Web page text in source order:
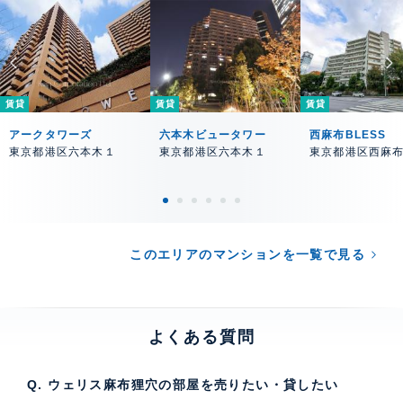
賃貸
アークタワーズ
東京都港区六本木１
賃貸
六本木ビュータワー
東京都港区六本木１
賃貸
西麻布BLESS
東京都港区西麻
このエリアのマンションを一覧で見る
よくある質問
Q. ウェリス麻布狸穴の部屋を売りたい・貸したい